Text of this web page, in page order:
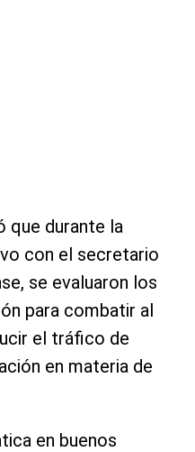
que durante la
con el secretario
se evaluaron los
para combatir al
el tráfico de
en materia de
en buenos